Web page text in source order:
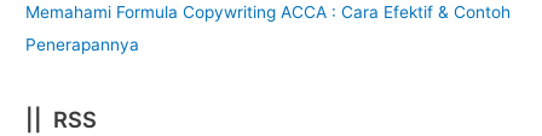
Memahami Formula Copywriting ACCA : Cara Efektif & Contoh
Penerapannya
|| RSS